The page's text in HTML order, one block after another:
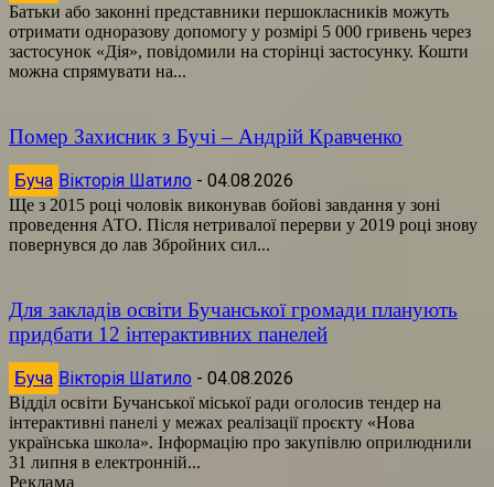
Батьки або законні представники першокласників можуть
отримати одноразову допомогу у розмірі 5 000 гривень через
застосунок «Дія», повідомили на сторінці застосунку. Кошти
можна спрямувати на...
Помер Захисник з Бучі – Андрій Кравченко
Буча Вікторія Шатило - 04.08.2026
Ще з 2015 році чоловік виконував бойові завдання у зоні
проведення АТО. Після нетривалої перерви у 2019 році знову
повернувся до лав Збройних сил...
Для закладів освіти Бучанської громади планують
придбати 12 інтерактивних панелей
Буча Вікторія Шатило - 04.08.2026
Відділ освіти Бучанської міської ради оголосив тендер на
інтерактивні панелі у межах реалізації проєкту «Нова
українська школа». Інформацію про закупівлю оприлюднили
31 липня в електронній...
Реклама